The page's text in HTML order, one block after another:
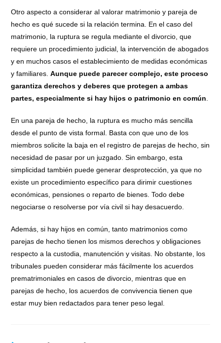
Otro aspecto a considerar al valorar matrimonio y pareja de
hecho es qué sucede si la relación termina. En el caso del
matrimonio, la ruptura se regula mediante el divorcio, que
requiere un procedimiento judicial, la intervención de abogados
y en muchos casos el establecimiento de medidas económicas
y familiares.Aunque puede parecer complejo, este proceso
garantiza derechos y deberes que protegen a ambas
partes, especialmente si hay hijos o patrimonio en común
En una pareja de hecho, la ruptura es mucho más sencilla
desde el punto de vista formal. Basta con que uno de los
miembros solicite la baja en el registro de parejas de hecho, sin
necesidad de pasar por un juzgado. Sin embargo, esta
simplicidad también puede generar desprotección, ya que no
existe un procedimiento específico para dirimir cuestiones
económicas, pensiones o reparto de bienes. Todo debe
negociarse o resolverse por vía civil si hay desacuerdo.
Además, si hay hijos en común, tanto matrimonios como
parejas de hecho tienen los mismos derechos y obligaciones
respecto a la custodia, manutención y visitas. No obstante, los
tribunales pueden considerar más fácilmente los acuerdos
prematrimoniales en casos de divorcio, mientras que en
parejas de hecho, los acuerdos de convivencia tienen que
estar muy bien redactados para tener peso legal.